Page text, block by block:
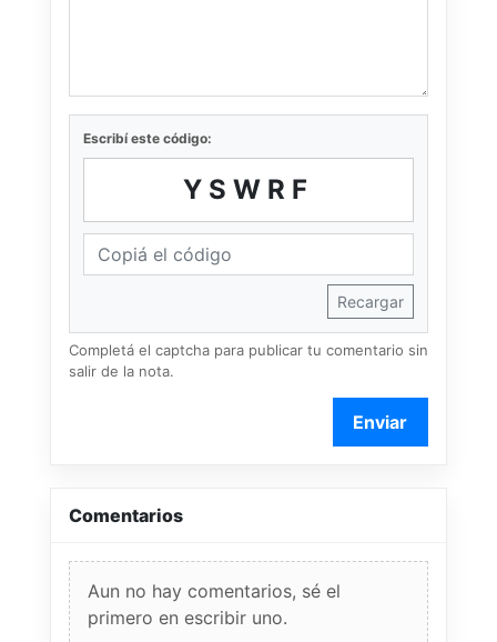
Escribí este código:
YSWRF
Recargar
Completá el captcha para publicar tu comentario sin
salir de la nota.
Enviar
Comentarios
Aun no hay comentarios, sé el
primero en escribir uno.